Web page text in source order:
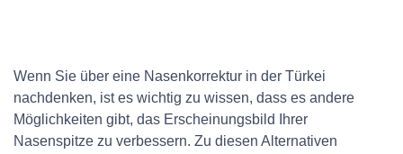
Wenn Sie über eine Nasenkorrektur in der Türkei
nachdenken, ist es wichtig zu wissen, dass es andere
Möglichkeiten gibt, das Erscheinungsbild Ihrer
Nasenspitze zu verbessern. Zu diesen Alternativen